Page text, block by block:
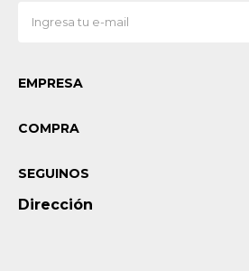
EMPRESA
COMPRA
Dirección
SEGUINOS